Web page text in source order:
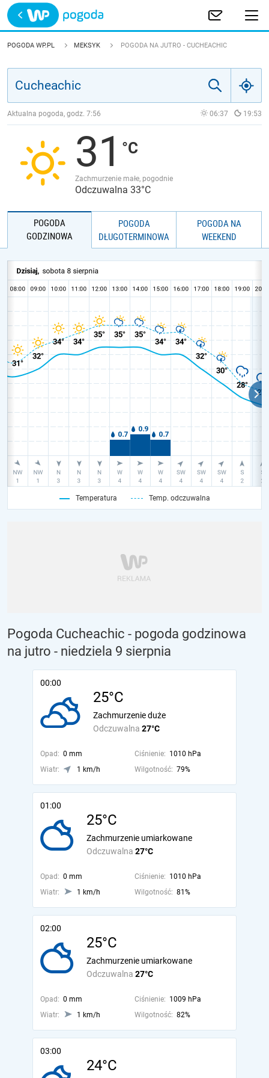
Trwa ładowanie
POLSKA
JAKOŚĆ POWIETRZA
POGODA WP.PL MEKSYK POGODA NA JUTRO - CUCHEACHIC
Aktualna pogoda, godz. 7:56 06:37 19:53
31
Zachmurzenie małe, pogodnie
Odczuwalna 33°C
POGODA
GODZINOWA
POGODA
DŁUGOTERMINOWA
POGODA NA
WEEKEND
Temperatura Temp. odczuwalna
Pogoda Cucheachic - pogoda godzinowa
na jutro - niedziela 9 sierpnia
00:00
25°C
Odczuwalna 27°C
Zachmurzenie duże
Opad: 0 mm Ciśnienie: 1010 hPa
Wiatr:
1 km/h Wilgotność: 79%
01:00
25°C
Odczuwalna 27°C
Zachmurzenie umiarkowane
Opad: 0 mm Ciśnienie: 1010 hPa
Wiatr:
1 km/h Wilgotność: 81%
02:00
25°C
Odczuwalna 27°C
Zachmurzenie umiarkowane
Opad: 0 mm Ciśnienie: 1009 hPa
Wiatr:
1 km/h Wilgotność: 82%
03:00
24°C